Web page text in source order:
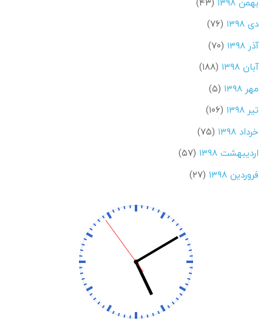
دی ۱۳۹۸
(۷۶)
آذر ۱۳۹۸
(۷۰)
آبان ۱۳۹۸
(۱۸۸)
مهر ۱۳۹۸
(۵)
تیر ۱۳۹۸
(۱۰۶)
خرداد ۱۳۹۸
(۷۵)
اردیبهشت ۱۳۹۸
(۵۷)
فروردین ۱۳۹۸
(۲۷)